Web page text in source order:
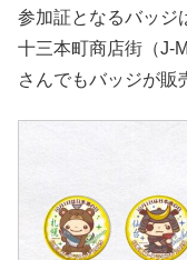
参加証となるバッジ
十三本町商店街（J-
さんでもバッジが販